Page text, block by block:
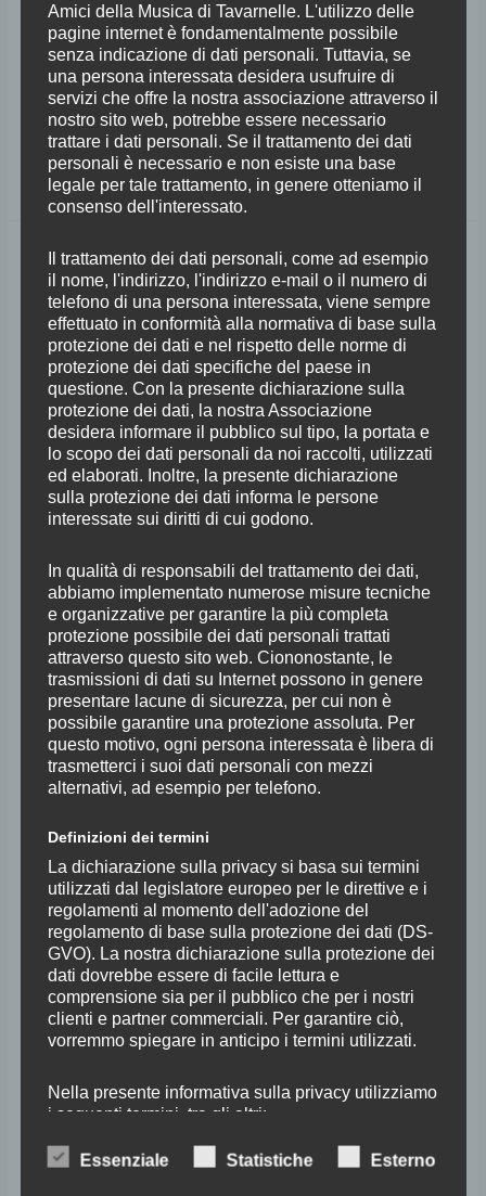
Poggio Barberino Tavarnelle Simone Sgarbantipianoforte Simone
Sgarbanti, nato a Reggio Emilia nel 1995, si avvicina alla musica
dapprima attraverso gli inni della chiesa protestante, per poi
appassionarsi alla musica gospel, jazz e all’improvvisazione,
proseguendo […]
Leggi tutto »
Lorenzo Gorgoni | Matilde
Michielin
I Concerti dell'Accademia 2025/setticlavio
MICHIELIN sabato 25 ottobre 2025 | ore 21Chiesa della Madonna della
NeveSan Donato in Poggio Barberino Tavarnelle Lorenzo
GorgonipianoforteMatilde MichielinclarinettoEmma
PanciniviolinoPavlos MisirlisviolinoMatilde FubianiviolaElena
Lorenzo
Gorgoni
Matilde
Michielin
Amici della Musica di Tavarnelle. L'utilizzo delle
pagine internet è fondamentalmente possibile
senza indicazione di dati personali. Tuttavia, se
una persona interessata desidera usufruire di
servizi che offre la nostra associazione attraverso il
nostro sito web, potrebbe essere necessario
trattare i dati personali. Se il trattamento dei dati
personali è necessario e non esiste una base
legale per tale trattamento, in genere otteniamo il
consenso dell'interessato.
Il trattamento dei dati personali, come ad esempio
il nome, l'indirizzo, l'indirizzo e-mail o il numero di
telefono di una persona interessata, viene sempre
effettuato in conformità alla normativa di base sulla
protezione dei dati e nel rispetto delle norme di
protezione dei dati specifiche del paese in
questione. Con la presente dichiarazione sulla
protezione dei dati, la nostra Associazione
desidera informare il pubblico sul tipo, la portata e
lo scopo dei dati personali da noi raccolti, utilizzati
ed elaborati. Inoltre, la presente dichiarazione
sulla protezione dei dati informa le persone
interessate sui diritti di cui godono.
In qualità di responsabili del trattamento dei dati,
abbiamo implementato numerose misure tecniche
e organizzative per garantire la più completa
protezione possibile dei dati personali trattati
attraverso questo sito web. Ciononostante, le
trasmissioni di dati su Internet possono in genere
presentare lacune di sicurezza, per cui non è
possibile garantire una protezione assoluta. Per
questo motivo, ogni persona interessata è libera di
trasmetterci i suoi dati personali con mezzi
alternativi, ad esempio per telefono.
Definizioni dei termini
La dichiarazione sulla privacy si basa sui termini
utilizzati dal legislatore europeo per le direttive e i
regolamenti al momento dell'adozione del
regolamento di base sulla protezione dei dati (DS-
GVO). La nostra dichiarazione sulla protezione dei
dati dovrebbe essere di facile lettura e
comprensione sia per il pubblico che per i nostri
clienti e partner commerciali. Per garantire ciò,
vorremmo spiegare in anticipo i termini utilizzati.
Nella presente informativa sulla privacy utilizziamo
i seguenti termini, tra gli altri:
a) Dati personali
Essenziale Statistiche Esterno